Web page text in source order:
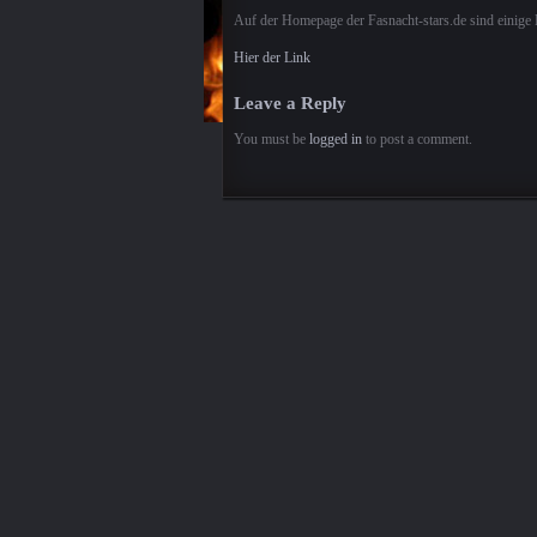
Auf der Homepage der Fasnacht-stars.de sind
Hier der Link
Leave a Reply
You must be logged in to post a comment.